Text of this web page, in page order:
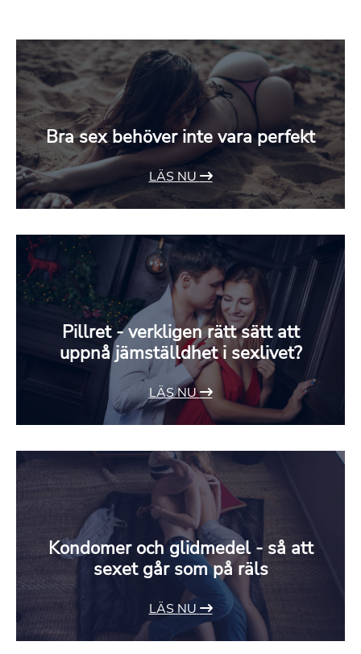
Bra sex behöver inte vara perfekt
LÄS NU
Pillret - verkligen rätt sätt att
uppnå jämställdhet i sexlivet?
LÄS NU
Kondomer och glidmedel - så att
sexet går som på räls
LÄS NU